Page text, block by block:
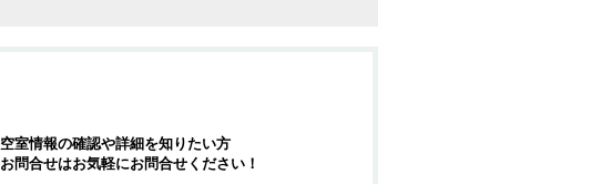
空室情報の確認や詳細を知りたい方
お問合せはお気軽にお問合せください！